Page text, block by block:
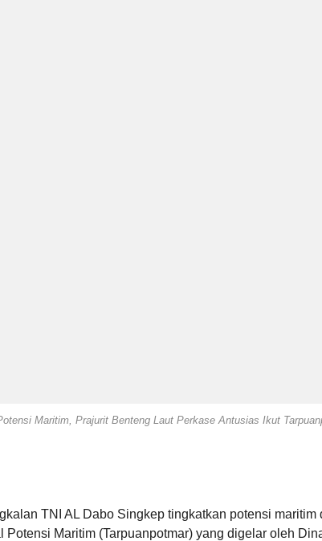
Maritim, Prajurit Benteng Laut Perkase Antusias Ikut
TNI AL Dabo Singkep tingkatkan potensi
Potensi Maritim (Tarpuanpotmar) yang digelar oleh